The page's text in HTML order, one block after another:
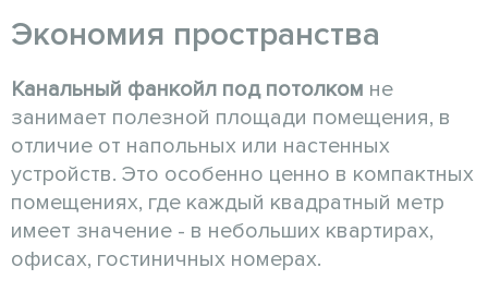
Экономия пространства
Канальный фанкойл под потолком не
занимает полезной площади помещения, в
отличие от напольных или настенных
устройств. Это особенно ценно в компактных
помещениях, где каждый квадратный метр
имеет значение - в небольших квартирах,
офисах, гостиничных номерах.